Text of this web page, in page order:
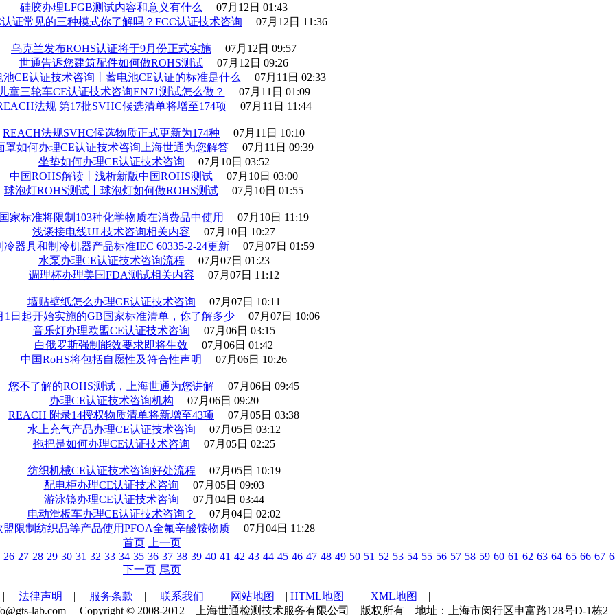
硅胶办理LFGB测试内容和意义有什么
07月12日 01:43
认证常见的三种模式你了解吗？FCC认证技术咨询
07月12日 11:36
乌克兰发布ROHS认证将于9月份正式实施
07月12日 09:57
世通告诉您建筑配件如何做ROHS测试
07月12日 09:26
池CE认证技术咨询丨蓄电池CE认证的标准是什么
07月11日 02:33
童三轮车CE认证技术咨询EN71测试怎么做？
07月11日 01:09
法规 第17批SVHC候选清单将增至174项
07月11日 11:44
REACH法规SVHC候选物质正式更新为174种
07月11日 10:10
罩如何办理CE认证技术咨询上海世通为您解答
07月11日 09:39
坐垫如何办理CE认证技术咨询
07月10日 03:52
中国ROHS解读丨浅析新版中国ROHS测试
07月10日 03:00
球泡灯ROHS测试丨球泡灯如何做ROHS测试
07月10日 01:55
家标准将限制103种化学物质在消费品中使用
07月10日 11:19
浅谈接电线UL技术咨询相关内容
07月10日 10:27
冷器具和制冷机器产品标准IEC 60335-2-24更新
07月07日 01:59
水泵办理CE认证技术咨询流程
07月07日 01:23
调理杯办理美国FDA测试相关内容
07月07日 11:12
墙贴壁纸怎么办理CE认证技术咨询
07月07日 10:11
1日起开始实施的GB国家标准清单，你了解多少
07月07日 10:06
音乐灯办理欧盟CE认证技术咨询
07月06日 03:15
白俄罗斯强制能效要求即将生效
07月06日 01:42
中国RoHS将包括自愿性及符合性声明
07月06日 10:26
您不了解的ROHS测试，上海世通为您讲解
07月06日 09:45
办理CE认证技术咨询机构
07月06日 09:20
REACH 附录14授权物质清单将新增至43项
07月05日 03:38
水上充气产品办理CE认证技术咨询
07月05日 03:12
拖把是如何办理CE认证技术咨询
07月05日 02:25
纺织机械CE认证技术咨询好处流程
07月05日 10:19
配电柜办理CE认证技术咨询
07月05日 09:03
游泳镜办理CE认证技术咨询
07月04日 03:44
电动滑板车办理CE认证技术咨询？
07月04日 02:02
盟限制纺织品等产品使用PFOA全氟辛酸铵物质
07月04日 11:28
首页
上一页
26 27 28 29 30 31 32 33 34 35 36 37 38 39 40 41 42 43 44 45 46 47 48 49 50 51 52 53 54 55 56 57 58 59 60 61 62 63 64 65 66 67
下一页 尾页
法律声明 | 服务条款 | 联系我们 | 网站地图 | HTML地图 | XML地图
|
lab.com Copyright © 2008-2012 上海世通检测技术服务有限公司 版权所有 地址：上海市闵行区申富路128号D-1栋2